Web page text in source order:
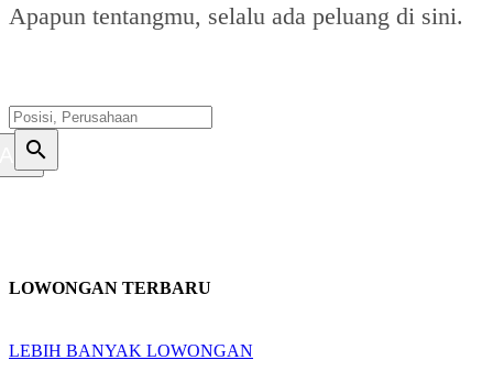
Apapun tentangmu, selalu ada peluang di sini.
search
LOWONGAN TERBARU
LEBIH BANYAK LOWONGAN